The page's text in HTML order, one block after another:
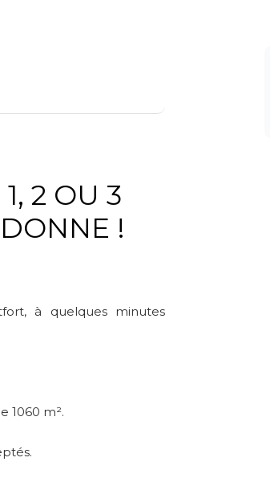
!
à quelques minutes
1060 m².